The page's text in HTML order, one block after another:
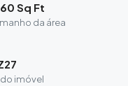
Sq Ft
da área
do imóvel